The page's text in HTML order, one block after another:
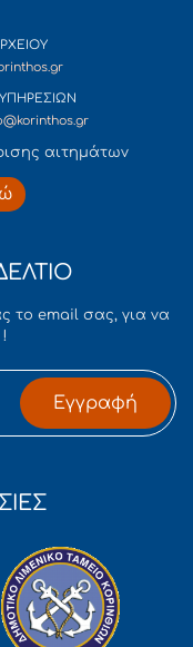
αιτημάτων
το email σας, για να
Εγγραφή